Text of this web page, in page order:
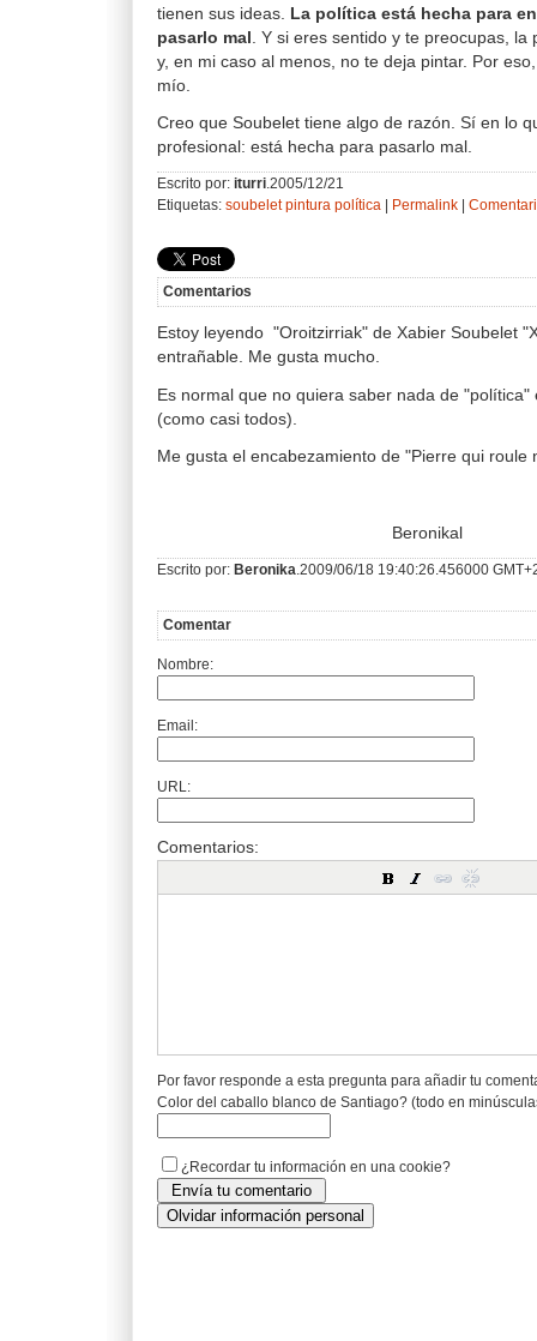
tienen sus ideas. La política está hecha para
pasarlo mal . Y si eres sentido y te preocupas,
y, en mi caso al menos, no te deja pintar. Por
mío.
Creo que Soubelet tiene algo de razón. Sí en lo
profesional: está hecha para pasarlo mal.
Escrito por: iturri .2005/12/21
Etiquetas: soubelet pintura política Permalink
Comentarios
Estoy leyendo "Oroitzirriak" de Xabier Soubelet
entrañable. Me gusta mucho.
Es normal que no quiera saber nada de "política"
(como casi todos).
Me gusta el encabezamiento de "Pierre qui roule
Beronikal
Escrito por: Beronika .2009/06/18 19:40:26.456000
Comentar
Nombre:
Email:
URL:
Comentarios:
Por favor responde a esta pregunta para añadir tu
Color del caballo blanco de Santiago? (todo en
¿Recordar tu información en una cookie?